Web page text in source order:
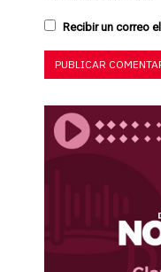
Recibir un correo